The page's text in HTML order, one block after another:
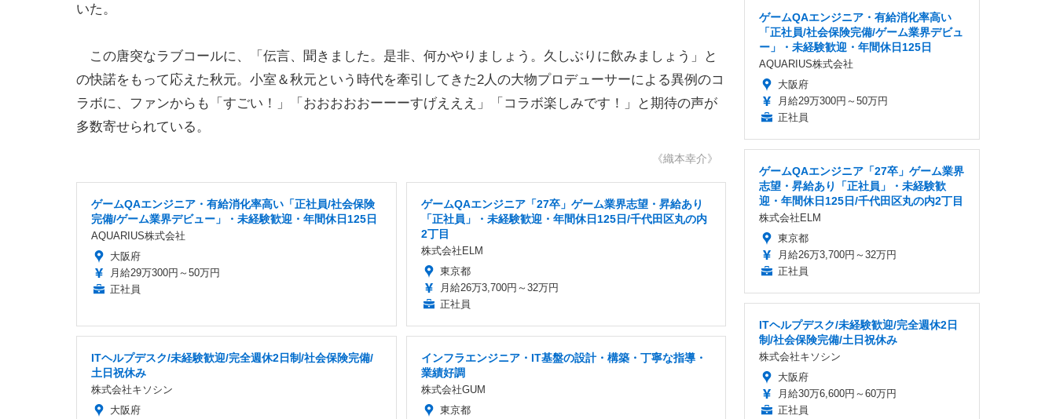
いた。
この唐突なラブコールに、「伝言、聞きました。是非、何かやりましょう。久しぶりに飲みましょう」と
の快諾をもって応えた秋元。小室＆秋元という時代を牽引してきた2人の大物プロデューサーによる異例のコ
ラボに、ファンからも「すごい！」「おおおおおーーーすげえええ」「コラボ楽しみです！」と期待の声が
多数寄せられている。
《織本幸介》
ゲームQAエンジニア・有給消化率高い「正社員/社会保険
完備/ゲーム業界デビュー」・未経験歓迎・年間休日125日
AQUARIUS株式会社
大阪府
月給29万300円～50万円
正社員
ゲームQAエンジニア「27卒」ゲーム業界志望・昇給あり
「正社員」・未経験歓迎・年間休日125日/千代田区丸の内
2丁目
株式会社ELM
東京都
月給26万3,700円～32万円
正社員
ITヘルプデスク/未経験歓迎/完全週休2日制/社会保険完備/
土日祝休み
株式会社キソシン
大阪府
インフラエンジニア・IT基盤の設計・構築・丁寧な指導・
業績好調
株式会社GUM
東京都
ゲームQAエンジニア・有給消化率高い
「正社員/社会保険完備/ゲーム業界デビュ
ー」・未経験歓迎・年間休日125日
AQUARIUS株式会社
大阪府
月給29万300円～50万円
正社員
ゲームQAエンジニア「27卒」ゲーム業界
志望・昇給あり「正社員」・未経験歓
迎・年間休日125日/千代田区丸の内2丁目
株式会社ELM
東京都
月給26万3,700円～32万円
正社員
ITヘルプデスク/未経験歓迎/完全週休2日
制/社会保険完備/土日祝休み
株式会社キソシン
大阪府
月給30万6,600円～60万円
正社員